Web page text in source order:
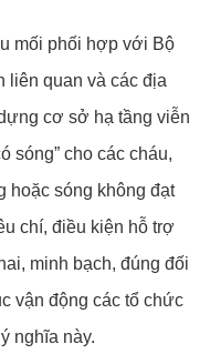
mối phối hợp với Bộ
liên quan và các địa
cơ sở hạ tầng viễn
sóng” cho các cháu,
hoặc sóng không đạt
chí, điều kiện hỗ trợ
minh bạch, đúng đối
vận động các tổ chức
nghĩa này.